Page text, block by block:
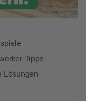
Tipps
Lösungen